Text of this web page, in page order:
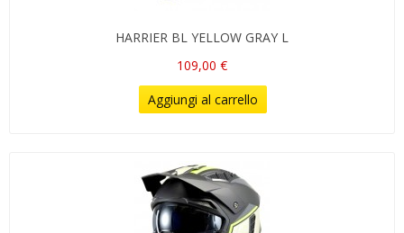
HARRIER BL YELLOW GRAY L
109,00 €
Aggiungi al carrello